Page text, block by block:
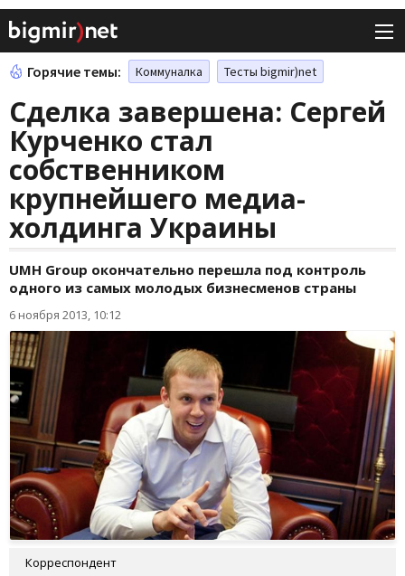
Горячие темы: Коммуналка Тесты bigmir)net
Сделка завершена: Сергей
Курченко стал
собственником
крупнейшего медиа-
холдинга Украины
UMH Group окончательно перешла под контроль
одного из самых молодых бизнесменов страны
6 ноября 2013, 10:12
Корреспондент